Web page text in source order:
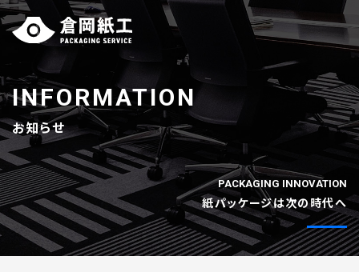
INFORMATION
お知らせ
PACKAGING INNOVATION
紙パッケージは次の時代へ